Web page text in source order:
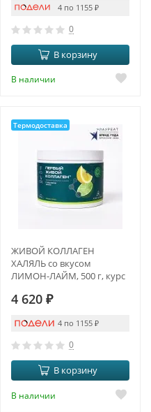
4 по 1155 ₽
0
В корзину
В наличии
Термодоставка
ЖИВОЙ КОЛЛАГЕН
ХАЛЯЛЬ со вкусом
ЛИМОН-ЛАЙМ, 500 г, курс
4 620 ₽
4 по 1155 ₽
0
В корзину
В наличии